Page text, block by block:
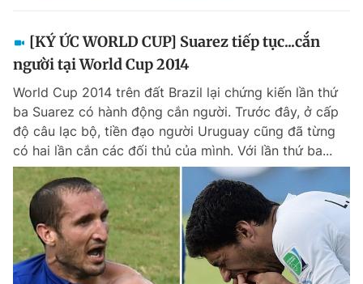
[KÝ ỨC WORLD CUP] Suarez tiếp tục...cắn
người tại World Cup 2014
World Cup 2014 trên đất Brazil lại chứng kiến lần thứ
ba Suarez có hành động cắn người. Trước đây, ở cấp
độ câu lạc bộ, tiền đạo người Uruguay cũng đã từng
có hai lần cắn các đối thủ của mình. Với lần thứ ba...